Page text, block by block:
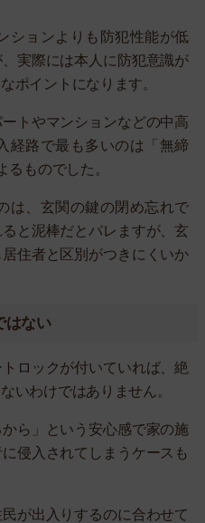
ションよりも防犯性能が低
実際には本人に防犯意識が
ポイントになります。
トやマンションなどの中高
経路で最も多いのは「無締
るものでした。
は、玄関の鍵の閉め忘れで
と泥棒だとバレますが、玄
住者と区別がつきにくいか
はない
ロックが付いていれば、絶
いわけではありません。
ら」という安心感で家の施
侵入されてしまうケースも
が出入りするのに合わせて